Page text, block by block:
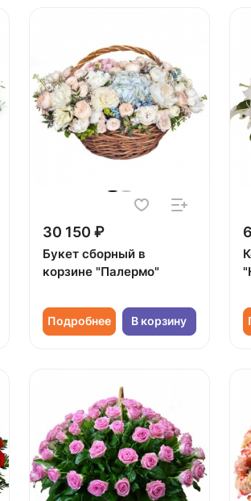
30 150 ₽
Букет сборный в
корзине "Палермо"
Подробнее В корзину